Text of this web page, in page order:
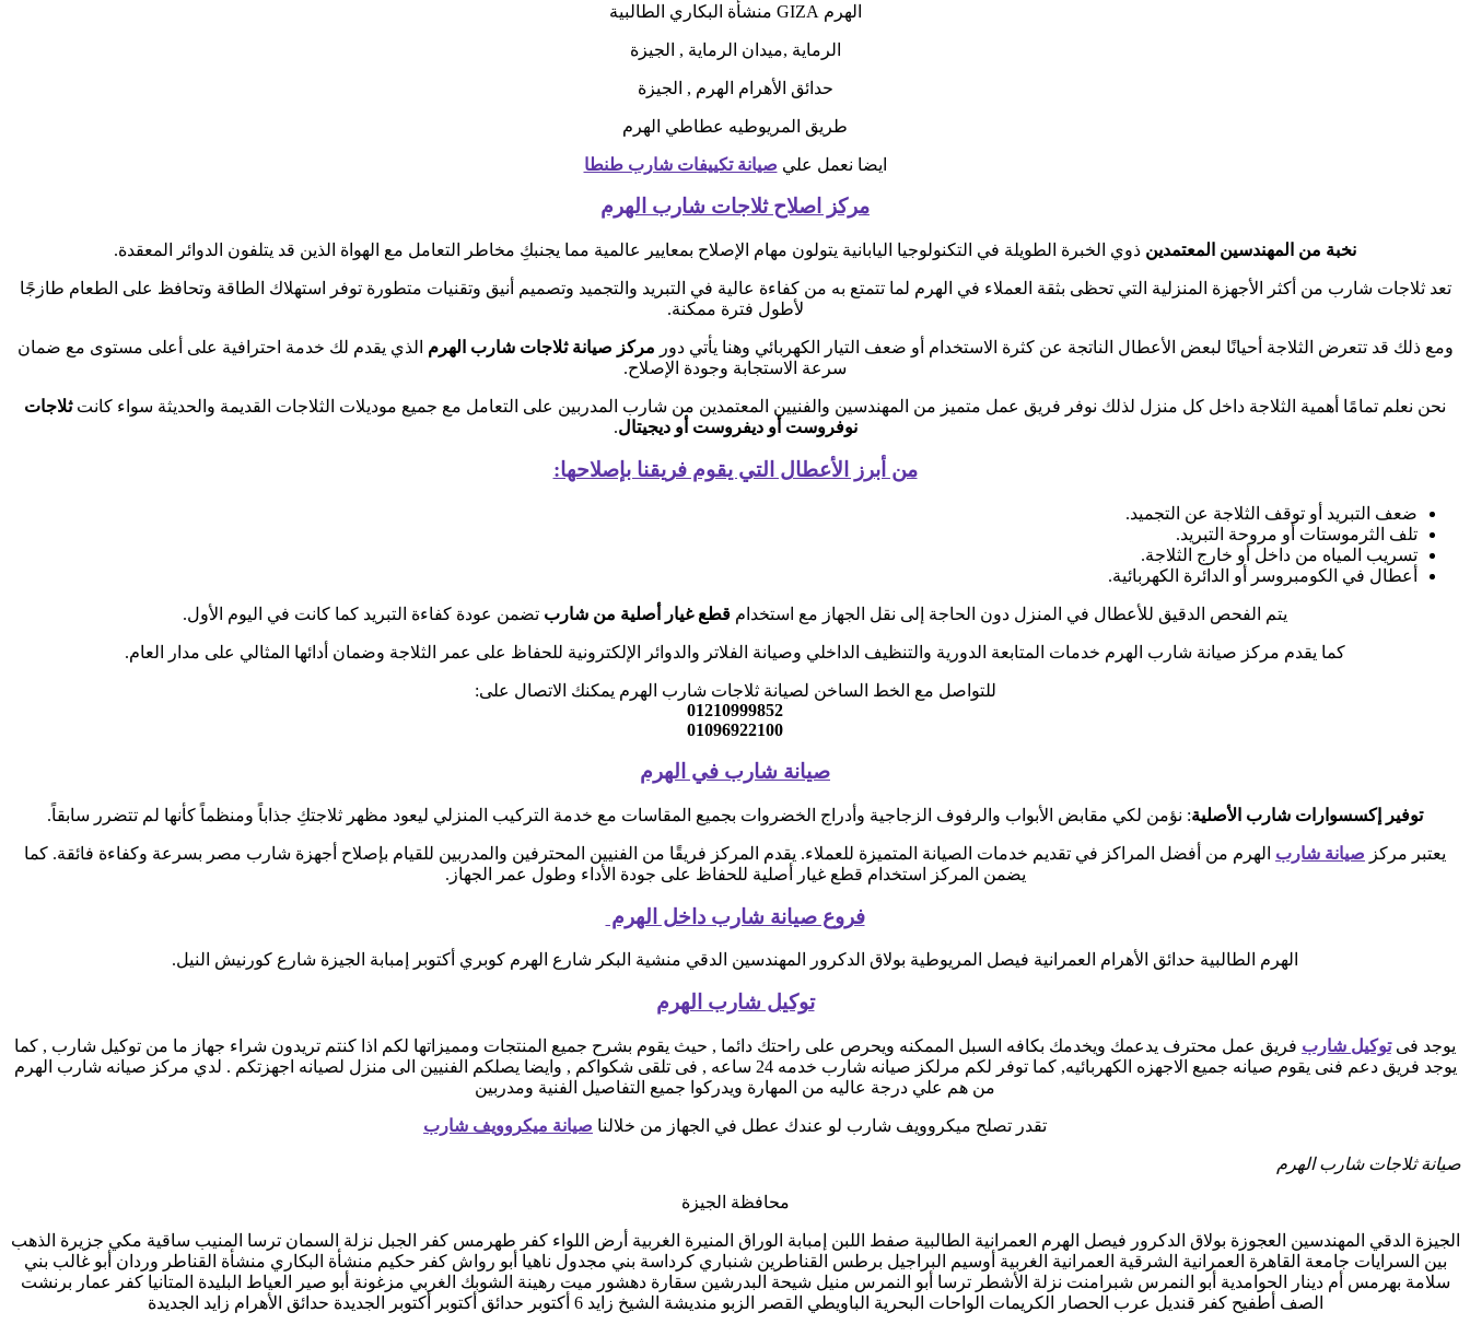
الهرم GIZA منشأة البكاري الطالبية
الرماية ,ميدان الرماية , الجيزة
حدائق الأهرام الهرم , الجيزة
طريق المريوطيه عطاطي الهرم
ايضا نعمل علي صيانة تكييفات شارب طنطا
مركز اصلاح ثلاجات شارب الهرم
نخبة من المهندسين المعتمدين ذوي الخبرة الطويلة في التكنولوجيا اليابانية يتولون مهام الإصلاح بمعايير عالمية مما يجنبكِ مخاطر التعامل مع الهواة الذين قد يتلفون الدوائر المعقدة.
تعد ثلاجات شارب من أكثر الأجهزة المنزلية التي تحظى بثقة العملاء في الهرم لما تتمتع به من كفاءة عالية في التبريد والتجميد وتصميم أنيق وتقنيات متطورة توفر استهلاك الطاقة وتحافظ على الطعام طازجًا
لأطول فترة ممكنة.
ومع ذلك قد تتعرض الثلاجة أحيانًا لبعض الأعطال الناتجة عن كثرة الاستخدام أو ضعف التيار الكهربائي وهنا يأتي دور مركز صيانة ثلاجات شارب الهرم الذي يقدم لك خدمة احترافية على أعلى مستوى مع ضمان
سرعة الاستجابة وجودة الإصلاح.
نحن نعلم تمامًا أهمية الثلاجة داخل كل منزل لذلك نوفر فريق عمل متميز من المهندسين والفنيين المعتمدين من شارب المدربين على التعامل مع جميع موديلات الثلاجات القديمة والحديثة سواء كانتثلاجات
نوفروست أو ديفروست أو ديجيتال.
من أبرز الأعطال التي يقوم فريقنا بإصلاحها:
ضعف التبريد أو توقف الثلاجة عن التجميد.
تلف الثرموستات أو مروحة التبريد.
تسريب المياه من داخل أو خارج الثلاجة.
أعطال في الكومبروسر أو الدائرة الكهربائية.
يتم الفحص الدقيق للأعطال في المنزل دون الحاجة إلى نقل الجهاز مع استخدام قطع غيار أصلية من شارب تضمن عودة كفاءة التبريد كما كانت في اليوم الأول.
كما يقدم مركز صيانة شارب الهرم خدمات المتابعة الدورية والتنظيف الداخلي وصيانة الفلاتر والدوائر الإلكترونية للحفاظ على عمر الثلاجة وضمان أدائها المثالي على مدار العام.
للتواصل مع الخط الساخن لصيانة ثلاجات شارب الهرم يمكنك الاتصال على:
01210999852
01096922100
صيانة شارب في الهرم
توفير إكسسوارات شارب الأصلية: نؤمن لكي مقابض الأبواب والرفوف الزجاجية وأدراج الخضروات بجميع المقاسات مع خدمة التركيب المنزلي ليعود مظهر ثلاجتكِ جذاباً ومنظماً كأنها لم تتضرر سابقاً.
يعتبر مركز صيانة شارب الهرم من أفضل المراكز في تقديم خدمات الصيانة المتميزة للعملاء. يقدم المركز فريقًا من الفنيين المحترفين والمدربين للقيام بإصلاح أجهزة شارب مصر بسرعة وكفاءة فائقة. كما
يضمن المركز استخدام قطع غيار أصلية للحفاظ على جودة الأداء وطول عمر الجهاز.
فروع صيانة شارب داخل الهرم
الهرم الطالبية حدائق الأهرام العمرانية فيصل المريوطية بولاق الدكرور المهندسين الدقي منشية البكر شارع الهرم كوبري أكتوبر إمبابة الجيزة شارع كورنيش النيل.
توكيل شارب الهرم
يوجد فىتوكيل شارب فريق عمل محترف يدعمك ويخدمك بكافه السبل الممكنه ويحرص على راحتك دائما , حيث يقوم بشرح جميع المنتجات ومميزاتها لكم اذا كنتم تريدون شراء جهاز ما من توكيل شارب , كما
يوجد فريق دعم فنى يقوم صيانه جميع الاجهزه الكهربائيه, كما توفر لكم مرلكز صيانه شارب خدمه 24 ساعه , فى تلقى شكواكم , وايضا يصلكم الفنيين الى منزل لصيانه اجهزتكم . لدي مركز صيانه شارب الهرم
من هم علي درجة عاليه من المهارة ويدركوا جميع التفاصيل الفنية ومدربين
تقدر تصلح ميكروويف شارب لو عندك عطل في الجهاز من خلالنا صيانة ميكروويف شارب
صيانة ثلاجات شارب الهرم
محافظة الجيزة
الجيزة الدقي المهندسين العجوزة بولاق الدكرور فيصل الهرم العمرانية الطالبية صفط اللبن إمبابة الوراق المنيرة الغربية أرض اللواء كفر طهرمس كفر الجبل نزلة السمان ترسا المنيب ساقية مكي جزيرة الذهب
بين السرايات جامعة القاهرة العمرانية الشرقية العمرانية الغربية أوسيم البراجيل برطس القناطرين شنباري كرداسة بني مجدول ناهيا أبو رواش كفر حكيم منشأة البكاري منشأة القناطر وردان أبو غالب بني
سلامة بهرمس أم دينار الحوامدية أبو النمرس شبرامنت نزلة الأشطر ترسا أبو النمرس منيل شيحة البدرشين سقارة دهشور ميت رهينة الشوبك الغربي مزغونة أبو صير العياط البليدة المتانيا كفر عمار برنشت
الصف أطفيح كفر قنديل عرب الحصار الكريمات الواحات البحرية الباويطي القصر الزبو منديشة الشيخ زايد 6 أكتوبر حدائق أكتوبر أكتوبر الجديدة حدائق الأهرام زايد الجديدة